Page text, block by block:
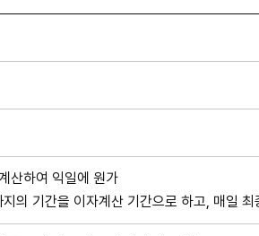
산하여 익일에 원가
의 기간을 이자계산 기간으로 하고, 매일